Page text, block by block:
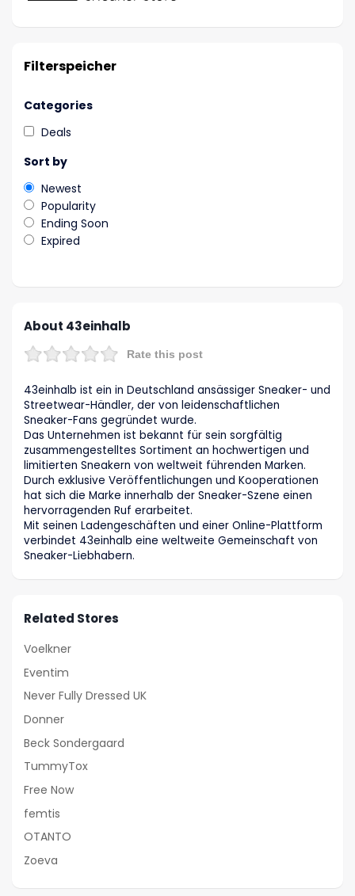
Filterspeicher
Categories
Deals
Sort by
Newest
Popularity
Ending Soon
Expired
About 43einhalb
Rate this post
43einhalb ist ein in Deutschland ansässiger Sneaker- und
Streetwear-Händler, der von leidenschaftlichen
Sneaker-Fans gegründet wurde.
Das Unternehmen ist bekannt für sein sorgfältig
zusammengestelltes Sortiment an hochwertigen und
limitierten Sneakern von weltweit führenden Marken.
Durch exklusive Veröffentlichungen und Kooperationen
hat sich die Marke innerhalb der Sneaker-Szene einen
hervorragenden Ruf erarbeitet.
Mit seinen Ladengeschäften und einer Online-Plattform
verbindet 43einhalb eine weltweite Gemeinschaft von
Sneaker-Liebhabern.
Related Stores
Voelkner
Eventim
Never Fully Dressed UK
Donner
Beck Sondergaard
TummyTox
Free Now
femtis
OTANTO
Zoeva